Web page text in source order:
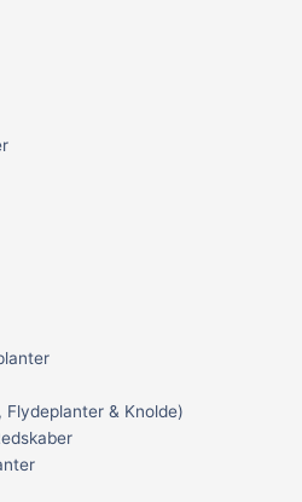
Flydeplanter & Knolde)